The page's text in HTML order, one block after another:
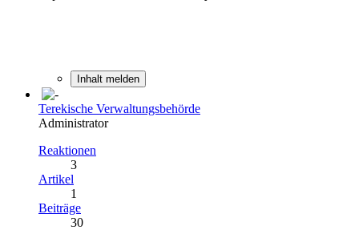
Inhalt melden
Terekische Verwaltungsbehörde
Administrator
Reaktionen
3
Artikel
1
Beiträge
30